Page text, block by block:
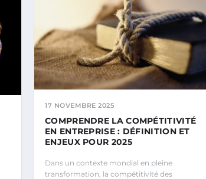
17 NOVEMBRE 2025
COMPRENDRE LA COMPÉTITIVITÉ
EN ENTREPRISE : DÉFINITION ET
ENJEUX POUR 2025
Dans un contexte mondial en pleine
transformation, la compétitivité des